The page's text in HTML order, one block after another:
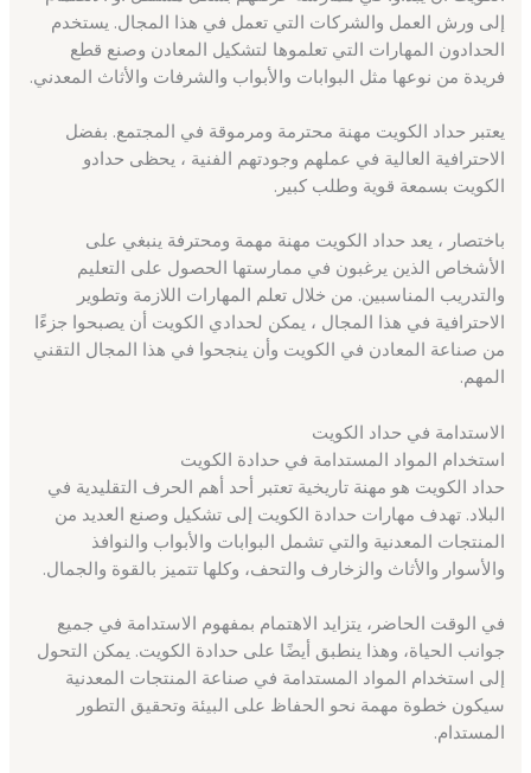
إلى ورش العمل والشركات التي تعمل في هذا المجال. يستخدم
الحدادون المهارات التي تعلموها لتشكيل المعادن وصنع قطع
فريدة من نوعها مثل البوابات والأبواب والشرفات والأثاث المعدني.
يعتبر حداد الكويت مهنة محترمة ومرموقة في المجتمع. بفضل
الاحترافية العالية في عملهم وجودتهم الفنية ، يحظى حدادو
الكويت بسمعة قوية وطلب كبير.
باختصار ، يعد حداد الكويت مهنة مهمة ومحترفة ينبغي على
الأشخاص الذين يرغبون في ممارستها الحصول على التعليم
والتدريب المناسبين. من خلال تعلم المهارات اللازمة وتطوير
الاحترافية في هذا المجال ، يمكن لحدادي الكويت أن يصبحوا جزءًا
من صناعة المعادن في الكويت وأن ينجحوا في هذا المجال التقني
المهم.
الاستدامة في حداد الكويت
استخدام المواد المستدامة في حدادة الكويت
حداد الكويت هو مهنة تاريخية تعتبر أحد أهم الحرف التقليدية في
البلاد. تهدف مهارات حدادة الكويت إلى تشكيل وصنع العديد من
المنتجات المعدنية والتي تشمل البوابات والأبواب والنوافذ
والأسوار والأثاث والزخارف والتحف، وكلها تتميز بالقوة والجمال.
في الوقت الحاضر، يتزايد الاهتمام بمفهوم الاستدامة في جميع
جوانب الحياة، وهذا ينطبق أيضًا على حدادة الكويت. يمكن التحول
إلى استخدام المواد المستدامة في صناعة المنتجات المعدنية
سيكون خطوة مهمة نحو الحفاظ على البيئة وتحقيق التطور
المستدام.